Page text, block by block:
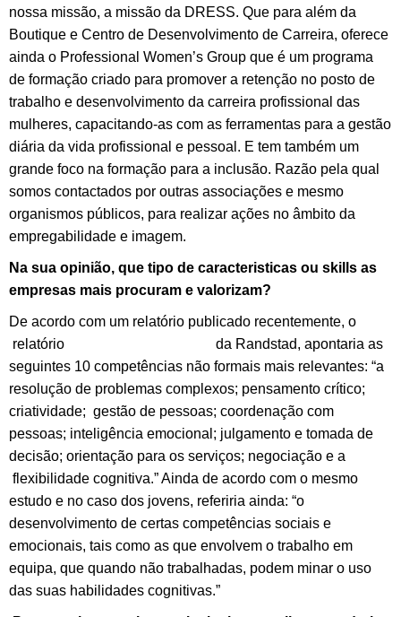
nossa missão, a missão da DRESS. Que para além da
Boutique e Centro de Desenvolvimento de Carreira, oferece
ainda o Professional Women’s Group que é um programa
de formação criado para promover a retenção no posto de
trabalho e desenvolvimento da carreira profissional das
mulheres, capacitando-as com as ferramentas para a gestão
diária da vida profissional e pessoal. E tem também um
grande foco na formação para a inclusão. Razão pela qual
somos contactados por outras associações e mesmo
organismos públicos, para realizar ações no âmbito da
empregabilidade e imagem.
Na sua opinião, que tipo de caracteristicas ou skills as
empresas mais procuram e valorizam?
De acordo com um relatório publicado recentemente, o
relatório
da Randstad, apontaria as
seguintes 10 competências não formais mais relevantes: “a
resolução de problemas complexos; pensamento crítico;
criatividade; gestão de pessoas; coordenação com
pessoas; inteligência emocional; julgamento e tomada de
decisão; orientação para os serviços; negociação e a
flexibilidade cognitiva.” Ainda de acordo com o mesmo
estudo e no caso dos jovens, referiria ainda: “o
desenvolvimento de certas competências sociais e
emocionais, tais como as que envolvem o trabalho em
equipa, que quando não trabalhadas, podem minar o uso
das suas habilidades cognitivas.”